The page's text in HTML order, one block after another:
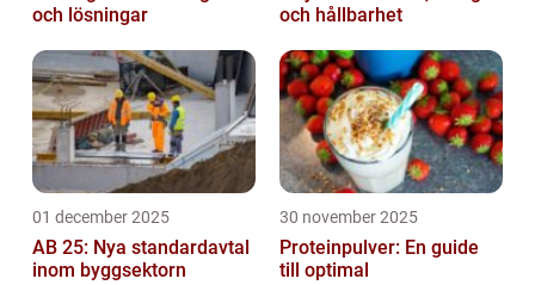
och lösningar
och hållbarhet
01 december 2025
AB 25: Nya standardavtal
inom byggsektorn
30 november 2025
Proteinpulver: En guide
till optimal